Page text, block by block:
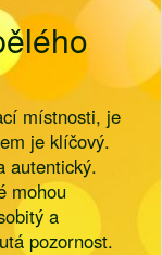
místnosti, je
je klíčový.
autentický.
mohou
a
pozornost.